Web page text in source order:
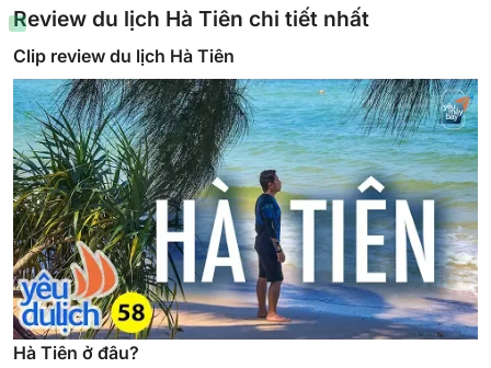
Review du lịch Hà Tiên chi tiết nhất
Clip review du lịch Hà Tiên
Hà Tiên ở đâu?